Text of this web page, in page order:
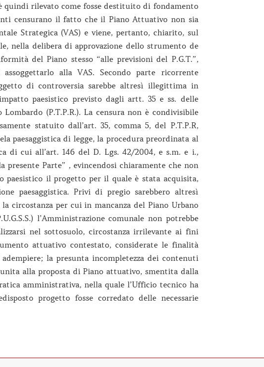
rilevato come fosse destituito di fondamento
censurano il fatto che il Piano Attuativo non sia
Strategica (VAS) e viene, pertanto, chiarito, sul
nella delibera di approvazione dello strumento de
del Piano stesso “alle previsioni del P.G.T.”,
alla VAS. Secondo parte ricorrente
di controversia sarebbe altresì illegittima in
paesistico previsto dagli artt. 35 e ss. delle
(P.T.P.R.). La censura non è condivisibile
statuito dall’art. 35, comma 5, del P.T.P.R,
paesaggistica di legge, la procedura preordinata al
di cui all’art. 146 del D. Lgs. 42/2004, e s.m. e i.,
presente Parte” , evincendosi chiaramente che non
il progetto per il quale è stata acquisita,
paesaggistica. Privi di pregio sarebbero altresì
circostanza per cui in mancanza del Piano Urbano
l’Amministrazione comunale non potrebbe
nel sottosuolo, circostanza irrilevante ai fini
attuativo contestato, considerate le finalità
la presunta incompletezza dei contenuti
alla proposta di Piano attuativo, smentita dalla
amministrativa, nella quale l’Ufficio tecnico ha
progetto fosse corredato delle necessarie